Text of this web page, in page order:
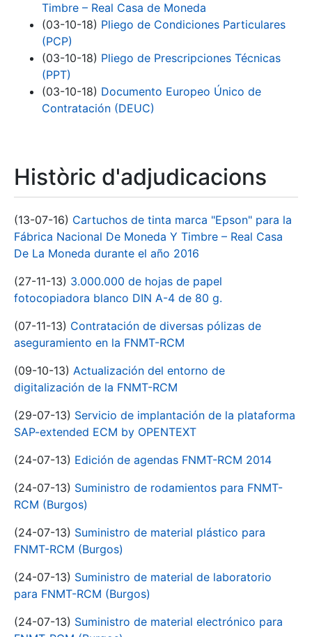
Timbre – Real Casa de Moneda
(03-10-18) Pliego de Condiciones Particulares
(PCP)
(03-10-18) Pliego de Prescripciones Técnicas
(PPT)
(03-10-18) Documento Europeo Único de
Contratación (DEUC)
Històric d'adjudicacions
(13-07-16) Cartuchos de tinta marca "Epson" para la
Fábrica Nacional De Moneda Y Timbre – Real Casa
De La Moneda durante el año 2016
(27-11-13) 3.000.000 de hojas de papel
fotocopiadora blanco DIN A-4 de 80 g.
(07-11-13) Contratación de diversas pólizas de
aseguramiento en la FNMT-RCM
(09-10-13) Actualización del entorno de
digitalización de la FNMT-RCM
(29-07-13) Servicio de implantación de la plataforma
SAP-extended ECM by OPENTEXT
(24-07-13) Edición de agendas FNMT-RCM 2014
(24-07-13) Suministro de rodamientos para FNMT-
RCM (Burgos)
(24-07-13) Suministro de material plástico para
FNMT-RCM (Burgos)
(24-07-13) Suministro de material de laboratorio
para FNMT-RCM (Burgos)
(24-07-13) Suministro de material electrónico para